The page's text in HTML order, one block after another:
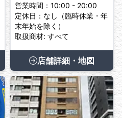
営業時間：10:00 - 20:00
定休日：なし（臨時休業・年
末年始を除く）
取扱商材: すべて
店舗詳細・地図